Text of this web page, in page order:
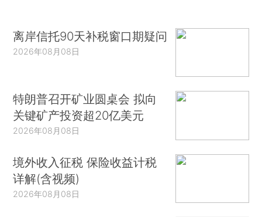
离岸信托90天补税窗口期疑问
2026年08月08日
特朗普召开矿业圆桌会 拟向
关键矿产投资超20亿美元
2026年08月08日
境外收入征税 保险收益计税
详解(含视频)
2026年08月08日